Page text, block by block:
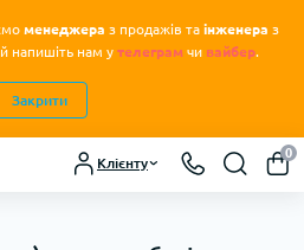
менеджера з продажів та інженера з
напишіть нам у телеграм чи вайбер.
Закрити
Клієнту
0